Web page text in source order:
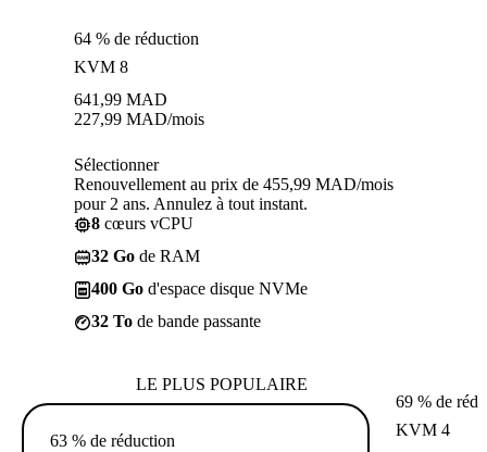
64 % de réduction
KVM 8
641,99 MAD
227,99 MAD/mois
Sélectionner
Renouvellement au prix de 455,99 MAD/mois
pour 2 ans. Annulez à tout instant.
8 cœurs vCPU
32 Go de RAM
400 Go d'espace disque NVMe
32 To de bande passante
LE PLUS POPULAIRE
63 % de réduction
69 % de
KVM 4